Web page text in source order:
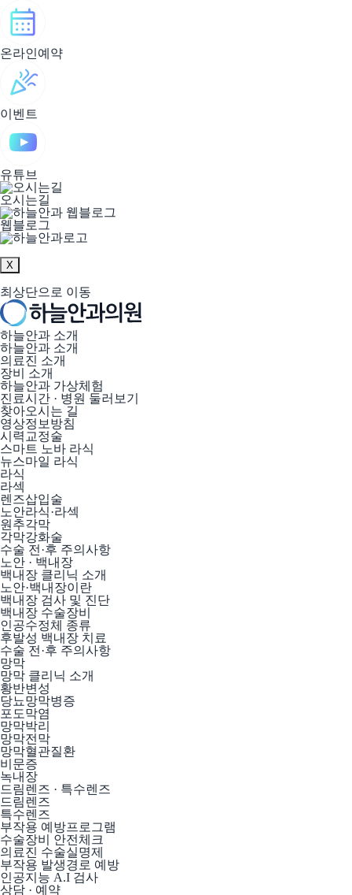
온라인예약
이벤트
유튜브
오시는길
웹블로그
X
최상단으로 이동
하늘안과 소개
하늘안과 소개
의료진 소개
장비 소개
하늘안과 가상체험
진료시간 · 병원 둘러보기
찾아오시는 길
영상정보방침
시력교정술
스마트 노바 라식
뉴스마일 라식
라식
라섹
렌즈삽입술
노안라식·라섹
원추각막
각막강화술
수술 전·후 주의사항
노안 · 백내장
백내장 클리닉 소개
노안·백내장이란
백내장 검사 및 진단
백내장 수술장비
인공수정체 종류
후발성 백내장 치료
수술 전·후 주의사항
망막
망막 클리닉 소개
황반변성
당뇨망막병증
포도막염
망막박리
망막전막
망막혈관질환
비문증
녹내장
드림렌즈 · 특수렌즈
드림렌즈
특수렌즈
부작용 예방프로그램
수술장비 안전체크
의료진 수술실명제
부작용 발생경로 예방
인공지능 A.I 검사
상담 · 예약